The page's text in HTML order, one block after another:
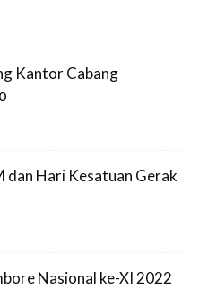
Kantor Cabang
dan Hari Kesatuan Gerak
Nasional ke-XI 2022